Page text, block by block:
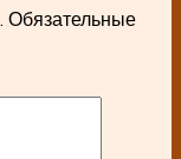
Обязательные